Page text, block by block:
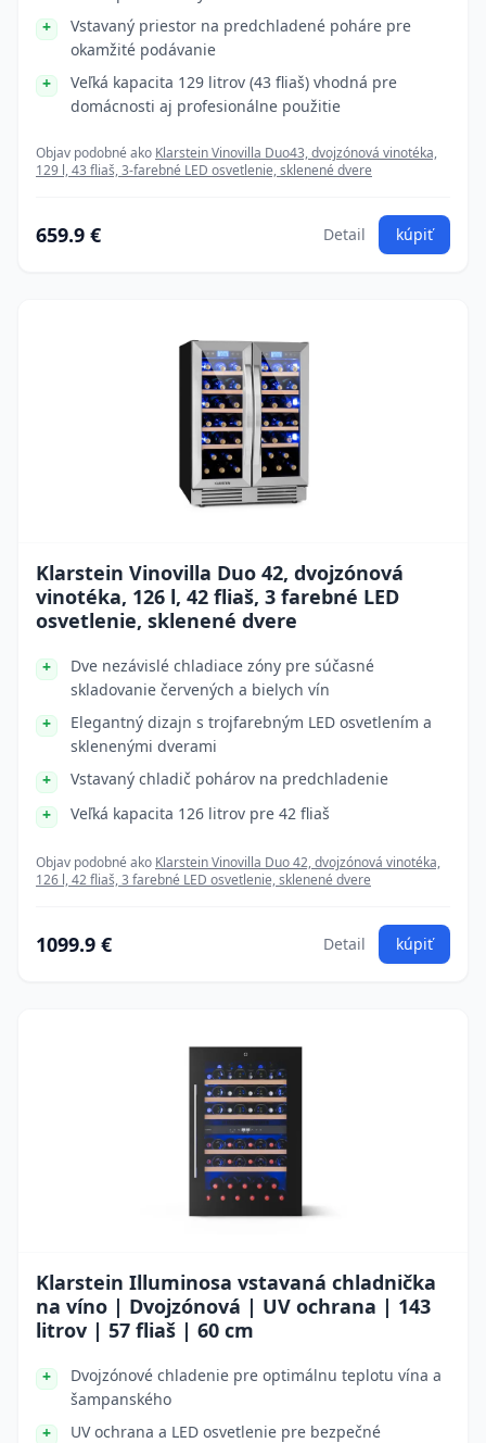
Vstavaný priestor na predchladené poháre pre
okamžité podávanie
Veľká kapacita 129 litrov (43 fliaš) vhodná pre
domácnosti aj profesionálne použitie
Objav podobné ako Klarstein Vinovilla Duo43, dvojzónová vinotéka,
129 l, 43 fliaš, 3-farebné LED osvetlenie, sklenené dvere
659.9 € Detail kúpiť
Klarstein Vinovilla Duo 42, dvojzónová
vinotéka, 126 l, 42 fliaš, 3 farebné LED
osvetlenie, sklenené dvere
Dve nezávislé chladiace zóny pre súčasné
skladovanie červených a bielych vín
Elegantný dizajn s trojfarebným LED osvetlením a
sklenenými dverami
Vstavaný chladič pohárov na predchladenie
Veľká kapacita 126 litrov pre 42 fliaš
Objav podobné ako Klarstein Vinovilla Duo 42, dvojzónová vinotéka,
126 l, 42 fliaš, 3 farebné LED osvetlenie, sklenené dvere
1099.9 € Detail kúpiť
Klarstein Illuminosa vstavaná chladnička
na víno | Dvojzónová | UV ochrana | 143
litrov | 57 fliaš | 60 cm
Dvojzónové chladenie pre optimálnu teplotu vína a
šampanského
UV ochrana a LED osvetlenie pre bezpečné